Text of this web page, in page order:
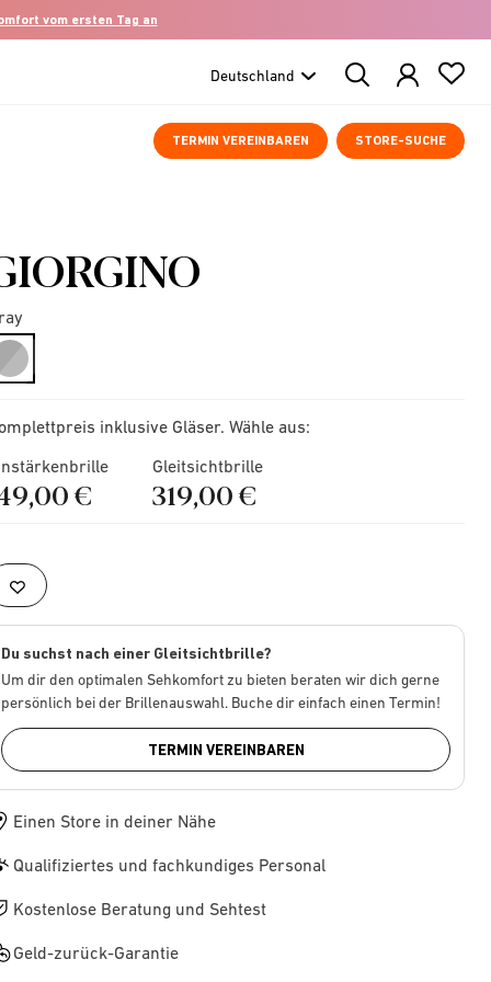
vom ersten Tag an
Search
Products
TERMIN VEREINBAREN STORE-SUCHE
selected
inklusive Gläser. Wähle aus:
€
Gleitsichtbrille
319,00 €
Du suchst nach einer Gleitsichtbrille?
Um dir den optimalen Sehkomfort zu bieten beraten wir dich gerne
persönlich bei der Brillenauswahl. Buche dir einfach einen Termin!
TERMIN VEREINBAREN
Einen Store in deiner Nähe
Qualifiziertes und fachkundiges Personal
Kostenlose Beratung und Sehtest
Geld-zurück-Garantie